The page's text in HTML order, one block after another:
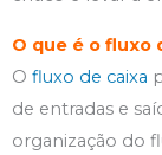
O que é o fluxo
O fluxo de caixa
de entradas e
organização do